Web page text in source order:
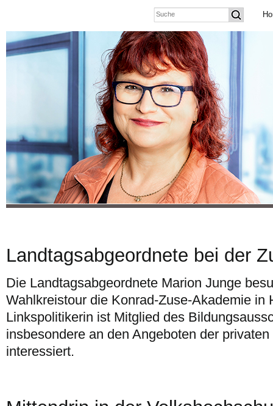
Landtagsabgeordnete bei der
Die Landtagsabgeordnete Marion Junge
Wahlkreistour die Konrad-Zuse-Akademie in
Linkspolitikerin ist Mitglied des
insbesondere an den Angeboten der
interessiert.